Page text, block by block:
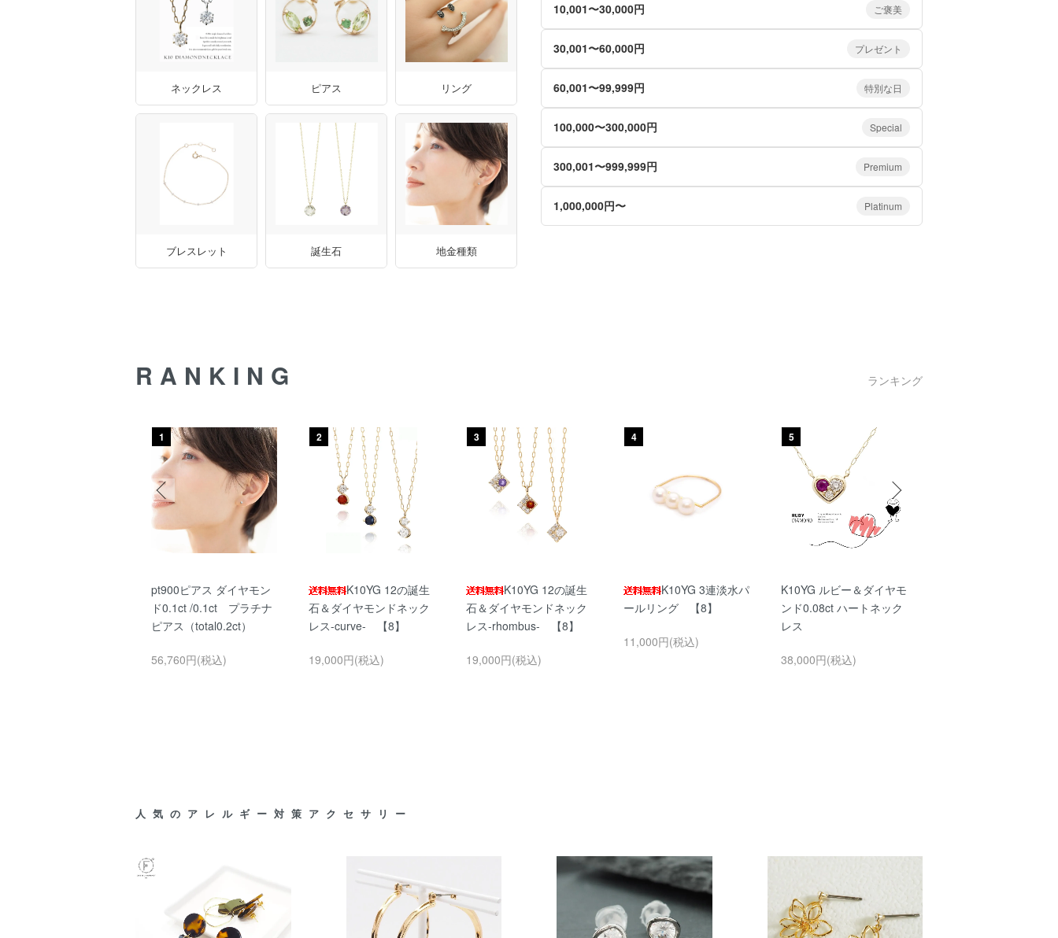
ネックレス ピアス リング
ブレスレット 誕生石 地金種類
10,001〜30,000円 ご褒美
30,001〜60,000円 プレゼント
60,001〜99,999円 特別な日
100,000〜300,000円 Special
300,001〜999,999円 Premium
1,000,000円〜 Platinum
RANKING ランキング
1
pt900ピアス ダイヤモン
ド0.1ct /0.1ct プラチナ
ピアス（total0.2ct）
56,760円(税込)
2
K10YG 12の誕生
石＆ダイヤモンドネック
レス-curve- 【8】
19,000円(税込)
3
K10YG 12の誕生
石＆ダイヤモンドネック
レス-rhombus- 【8】
19,000円(税込)
4
K10YG 3連淡水パ
ールリング 【8】
11,000円(税込)
5
K10YG ルビー＆ダイヤモ
ンド0.08ct ハートネック
レス
38,000円(税込)
人気のアレルギー対策アクセサリー